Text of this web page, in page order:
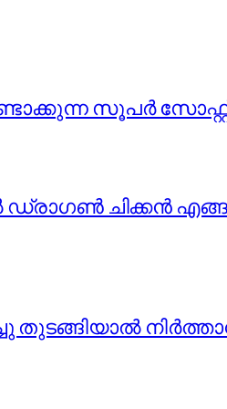
സൂപർ
ചിക്കൻ എങ്ങനെ
തുടങ്ങിയാൽ